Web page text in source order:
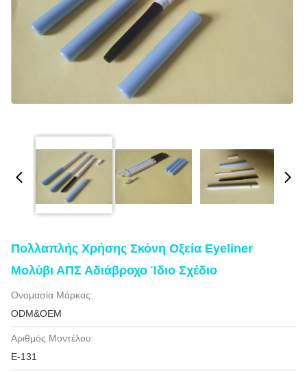
Πολλαπλής Χρήσης Σκόνη Οξεία Eyeliner
Μολύβι ΑΠΣ Αδιάβροχο Ίδιο Σχέδιο
Ονομασία Μάρκας:
ODM&OEM
Αριθμός Μοντέλου:
Ε-131